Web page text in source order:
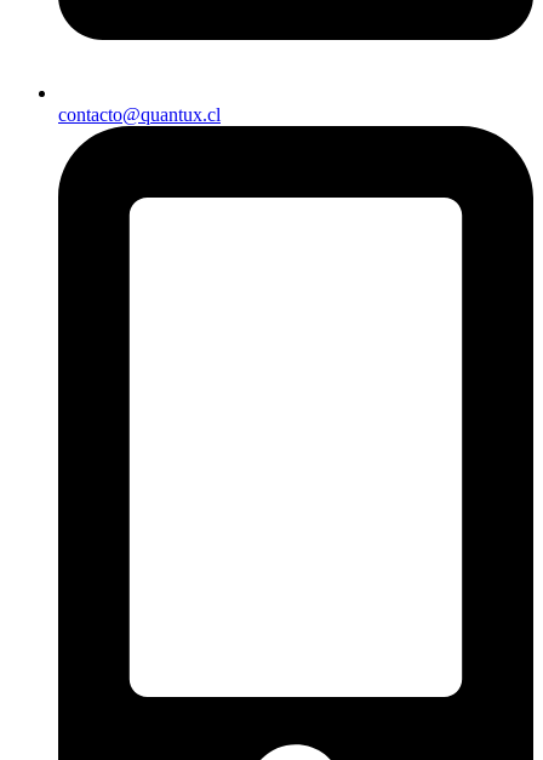
contacto@quantux.cl